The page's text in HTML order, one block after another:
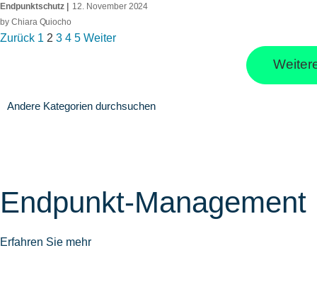
Endpunktschutz
12. November 2024
by Chiara Quiocho
Zurück 1 2 3 4 5 Weiter
Andere Kategorien durchsuchen
Endpunkt-Management
Erfahren Sie mehr